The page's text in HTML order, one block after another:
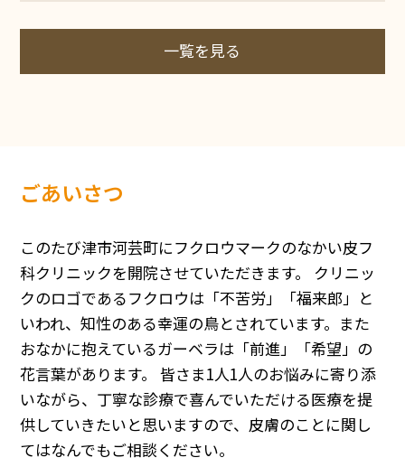
一覧を見る
ごあいさつ
このたび津市河芸町にフクロウマークのなかい皮フ
科クリニックを開院させていただきます。 クリニッ
クのロゴであるフクロウは「不苦労」「福来郎」と
いわれ、知性のある幸運の鳥とされています。また
おなかに抱えているガーベラは「前進」「希望」の
花言葉があります。 皆さま1人1人のお悩みに寄り添
いながら、丁寧な診療で喜んでいただける医療を提
供していきたいと思いますので、皮膚のことに関し
てはなんでもご相談ください。